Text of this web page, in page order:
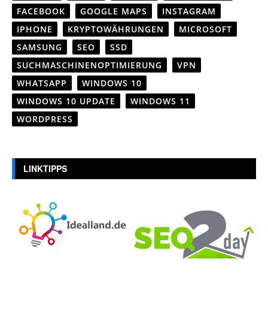
FACEBOOK
GOOGLE MAPS
INSTAGRAM
IPHONE
KRYPTOWÄHRUNGEN
MICROSOFT
SAMSUNG
SEO
SSD
SUCHMASCHINENOPTIMIERUNG
VPN
WHATSAPP
WINDOWS 10
WINDOWS 10 UPDATE
WINDOWS 11
WORDPRESS
LINKTIPPS